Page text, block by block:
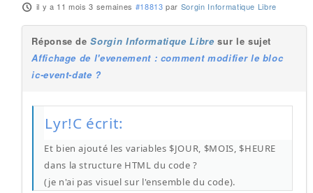
il y a 11 mois 3 semaines #18813 par Sorgin Informatique Libre
Réponse deSorgin Informatique Libre sur le sujet
Affichage de l'evenement : comment modifier le bloc
ic-event-date ?
Lyr!C écrit:
Et bien ajouté les variables $JOUR, $MOIS, $HEURE
dans la structure HTML du code ?
(je n'ai pas visuel sur l'ensemble du code).